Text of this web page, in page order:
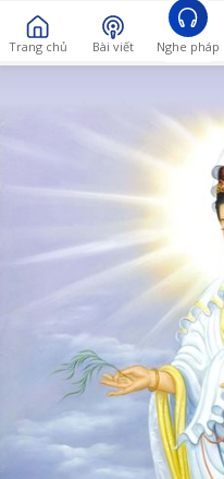
Trang chủ Bài viết Nghe pháp